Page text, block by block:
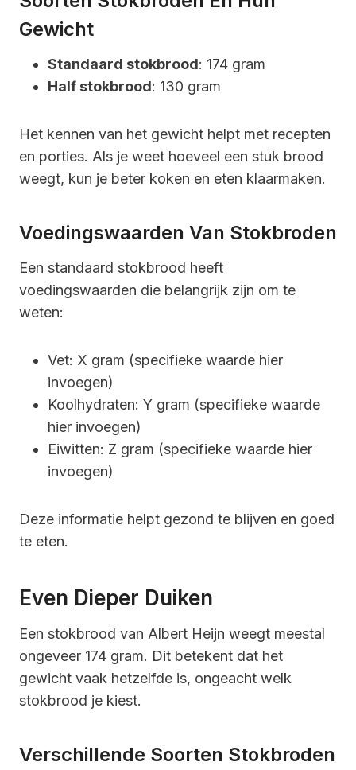
Gewicht
Standaard stokbrood: 174 gram
Half stokbrood: 130 gram
Het kennen van het gewicht helpt met recepten
en porties. Als je weet hoeveel een stuk brood
weegt, kun je beter koken en eten klaarmaken.
Voedingswaarden Van Stokbroden
Een standaard stokbrood heeft
voedingswaarden die belangrijk zijn om te
weten:
Vet: X gram (specifieke waarde hier
invoegen)
Koolhydraten: Y gram (specifieke waarde
hier invoegen)
Eiwitten: Z gram (specifieke waarde hier
invoegen)
Deze informatie helpt gezond te blijven en goed
te eten.
Even Dieper Duiken
Een stokbrood van Albert Heijn weegt meestal
ongeveer 174 gram. Dit betekent dat het
gewicht vaak hetzelfde is, ongeacht welk
stokbrood je kiest.
Verschillende Soorten Stokbroden